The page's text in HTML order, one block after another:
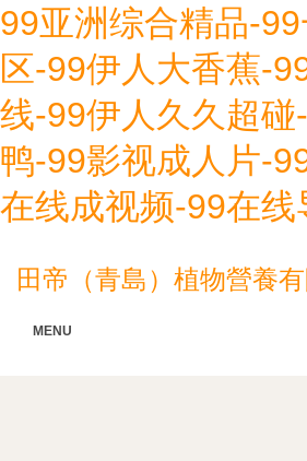
99亚洲综合精品-
区-99伊人大香蕉-
线-99伊人久久超
鸭-99影视成人片-
在线成视频-99在线
田帝（青島）植物營養
MENU